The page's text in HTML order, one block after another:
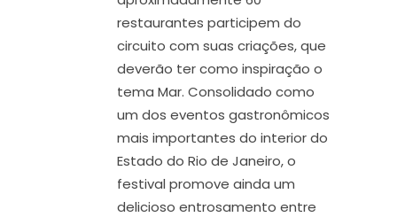
restaurantes participem do
circuito com suas criações, que
deverão ter como inspiração o
tema Mar. Consolidado como
um dos eventos gastronômicos
mais importantes do interior do
Estado do Rio de Janeiro, o
festival promove ainda um
delicioso entrosamento entre